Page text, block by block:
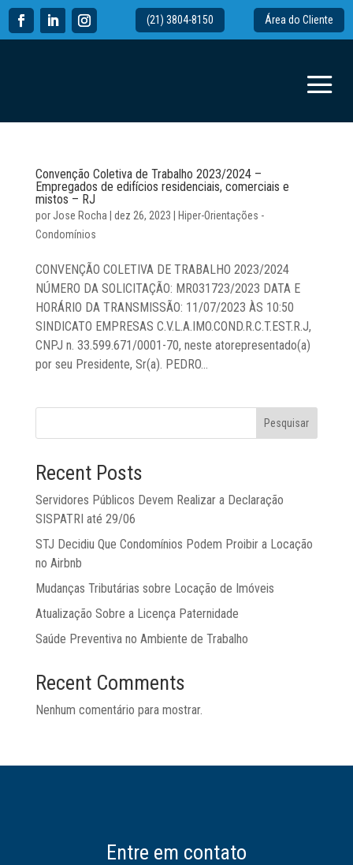
(21) 3804-8150 Área do Cliente
Convenção Coletiva de Trabalho 2023/2024 –
Empregados de edifícios residenciais, comerciais e
mistos – RJ
por Jose Rocha dez 26, 2023
Hiper-Orientações -
Condomínios
CONVENÇÃO COLETIVA DE TRABALHO 2023/2024
NÚMERO DA SOLICITAÇÃO: MR031723/2023 DATA E
HORÁRIO DA TRANSMISSÃO: 11/07/2023 ÀS 10:50
SINDICATO EMPRESAS C.V.L.A.IMO.COND.R.C.T.EST.R.J,
CNPJ n. 33.599.671/0001-70, neste atorepresentado(a)
por seu Presidente, Sr(a). PEDRO...
Pesquisar
Recent Posts
Servidores Públicos Devem Realizar a Declaração
SISPATRI até 29/06
STJ Decidiu Que Condomínios Podem Proibir a Locação
no Airbnb
Mudanças Tributárias sobre Locação de Imóveis
Atualização Sobre a Licença Paternidade
Saúde Preventiva no Ambiente de Trabalho
Recent Comments
Nenhum comentário para mostrar.
Entre em contato